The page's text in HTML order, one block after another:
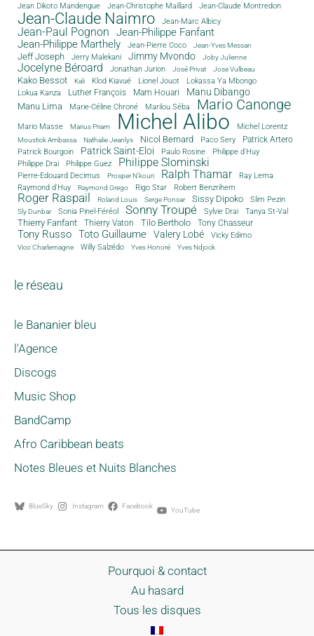
Jean Dikoto Mandengue Jean-Christophe Maillard Jean-Claude Montredon
Jean-Claude Naimro Jean-Marc Albicy
Jean-Paul Pognon
Jean-Philippe Fanfant
Jean-Philippe Marthely
Jean-Pierre Coco Jean-Yves Messan
Jeff Joseph Jerry Malekani Jimmy Mvondo Joby Julienne
Jocelyne Béroard Jonathan Jurion José Privat Jose Vulbeau
Kako Bessot Kali Klod Kiavué Lionel Jouot
Lokassa Ya Mbongo
Lokua Kanza
Luther François Mam Houari Manu Dibango
Manu Lima Marie-Céline Chroné Marilou Séba Mario Canonge
Mario Masse Marius Priam Michel Alibo Michel Lorentz
Moustick Ambassa Nathalie Jeanlys Nicol Bernard Paco Sery
Patrick Artero
Patrick Bourgoin
Patrick Saint-Eloi Paulo Rosine
Philippe d'Huy
Philippe Drai
Philippe Guez Philippe Slominski
Pierre-Edouard Decimus Prosper N'kouri Ralph Thamar
Ray Lema
Raymond d'Huy
Raymond Grego Rigo Star Robert Benzrihem
Roger Raspail Roland Louis Serge Ponsar Sissy Dipoko Slim Pezin
Sly Dunbar Sonia Pinel-Féréol Sonny Troupé Sylvie Drai Tanya St-Val
Thierry Fanfant Thierry Vaton Tilo Bertholo Tony Chasseur
Tony Russo Toto Guillaume Valery Lobé Vicky Edimo
Vico Charlemagne Willy Salzédo Yves Honoré Yves Ndjock
le réseau
le Bananier bleu
l'Agence
Discogs
Music Shop
BandCamp
Afro Caribbean beats
Notes Bleues et Nuits Blanches
BlueSky Instagram Facebook YouTube
Pourquoi & contact
Au hasard
Tous les disques